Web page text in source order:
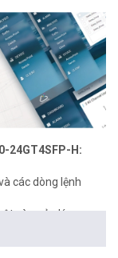
24GT4SFP-H:
các dòng lệnh
và quản lý
L2, L3